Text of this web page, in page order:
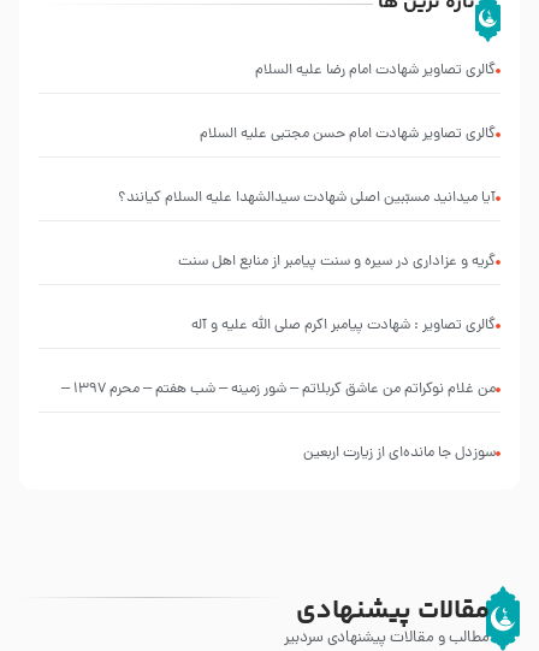
گالری تصاویر شهادت امام رضا علیه السلام
گالری تصاویر شهادت امام حسن مجتبی علیه السلام
آیا میدانید مسبّبین اصلی شهادت سیدالشهدا علیه ‌السلام کیانند؟
گریه و عزاداری در سیره و سنت پیامبر از منابع اهل سنت
گالری تصاویر : شهادت پیامبر اکرم صلی الله علیه و آله
من غلام نوکراتم من عاشق کربلاتم – شور زمینه – شب هفتم – محرم 1397 –
سوزدل جا مانده‌ای از زیارت اربعین
مقالات پیشنهادی
مطالب و مقالات پیشنهادی سردبیر